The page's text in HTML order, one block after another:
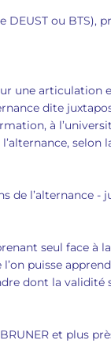
ou BTS),
une
dite
à
selon
de l’alternance
seul face à
puisse
dont la
et plus